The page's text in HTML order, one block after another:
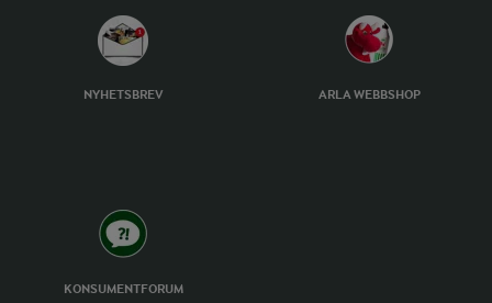
NYHETSBREV ARLA WEBBSHOP
KONSUMENTFORUM